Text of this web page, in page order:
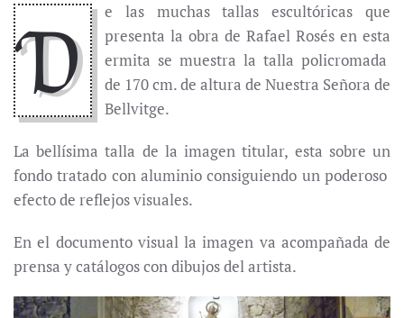
D
e las muchas tallas escultóricas que
presenta la obra de Rafael Rosés en esta
ermita se muestra la talla policromada
de 170 cm. de altura de Nuestra Señora de
Bellvitge.
La bellísima talla de la imagen titular, esta sobre un
fondo tratado con aluminio consiguiendo un poderoso
efecto de reflejos visuales.
En el documento visual la imagen va acompañada de
prensa y catálogos con dibujos del artista.